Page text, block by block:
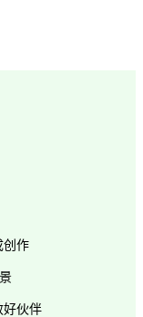
创作
好伙伴